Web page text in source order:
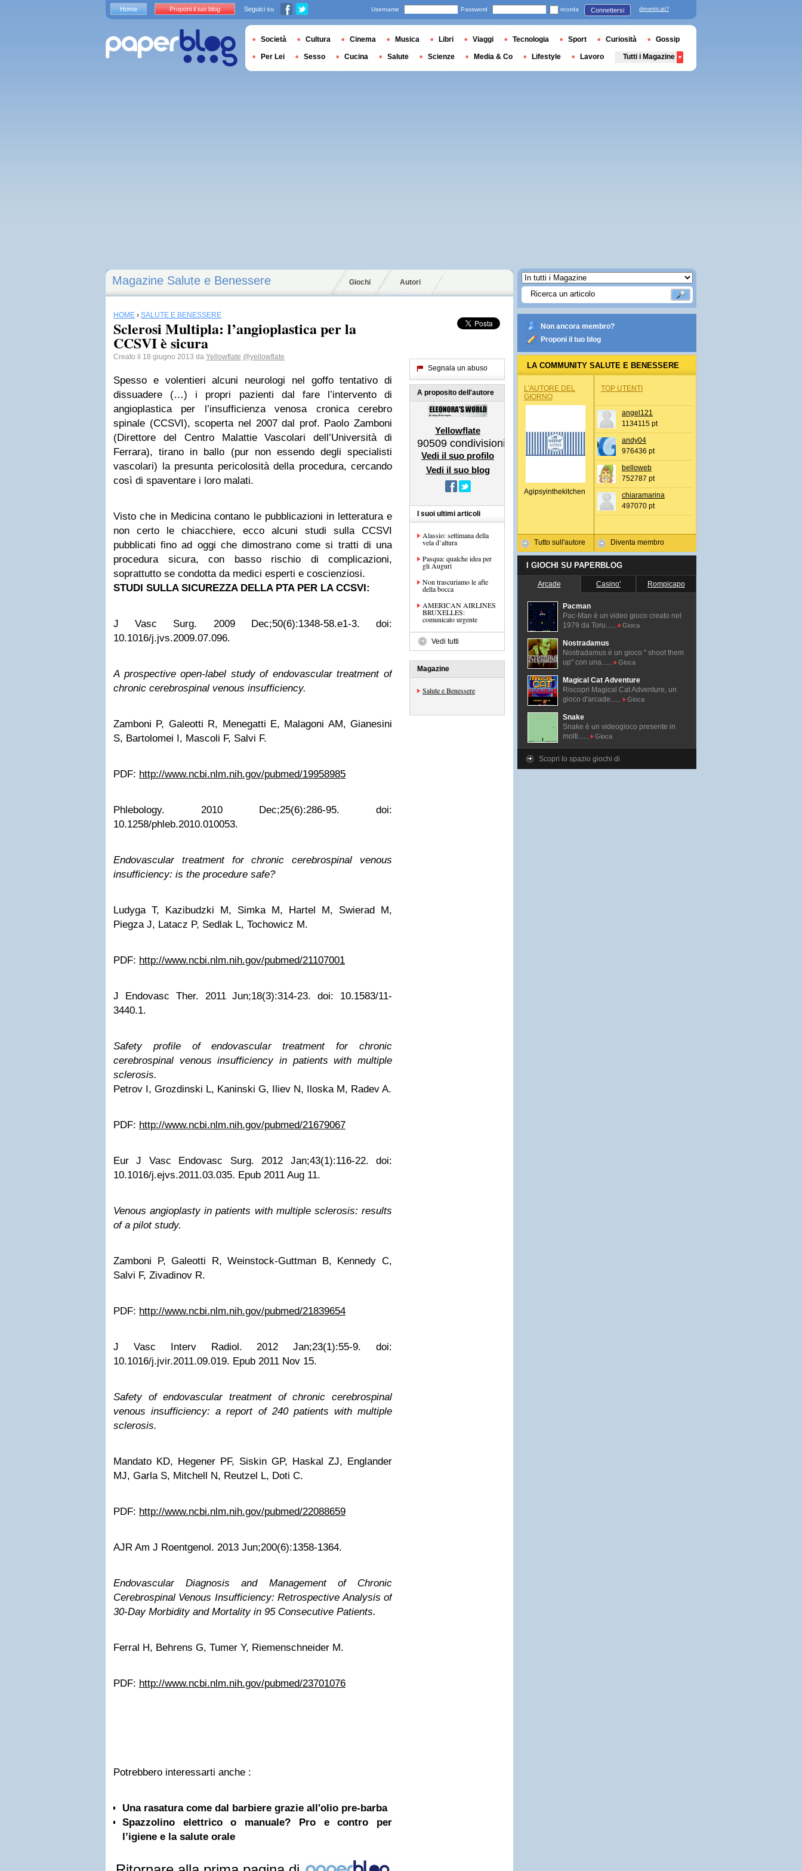
Magazine Salute e Benessere Giochi Autori
HOME › SALUTE E BENESSERE
Sclerosi Multipla: l’angioplastica per la
CCSVI è sicura
Creato il 18 giugno 2013 da Yellowflate @yellowflate
Spesso e volentieri alcuni neurologi nel goffo tentativo di
dissuadere (…) i propri pazienti dal fare l’intervento di
angioplastica per l’insufficienza venosa cronica cerebro
spinale (CCSVI), scoperta nel 2007 dal prof. Paolo Zamboni
(Direttore del Centro Malattie Vascolari dell’Università di
Ferrara), tirano in ballo (pur non essendo degli specialisti
vascolari) la presunta pericolosità della procedura, cercando
così di spaventare i loro malati.
Visto che in Medicina contano le pubblicazioni in letteratura e
non certo le chiacchiere, ecco alcuni studi sulla CCSVI
pubblicati fino ad oggi che dimostrano come si tratti di una
procedura sicura, con basso rischio di complicazioni,
soprattutto se condotta da medici esperti e coscienziosi.
STUDI SULLA SICUREZZA DELLA PTA PER LA CCSVI:
J Vasc Surg. 2009 Dec;50(6):1348-58.e1-3. doi:
10.1016/j.jvs.2009.07.096.
A prospective open-label study of endovascular treatment of
chronic cerebrospinal venous insufficiency.
Zamboni P, Galeotti R, Menegatti E, Malagoni AM, Gianesini
S, Bartolomei I, Mascoli F, Salvi F.
PDF: http://www.ncbi.nlm.nih.gov/pubmed/19958985
Phlebology. 2010 Dec;25(6):286-95. doi:
10.1258/phleb.2010.010053.
Endovascular treatment for chronic cerebrospinal venous
insufficiency: is the procedure safe?
Ludyga T, Kazibudzki M, Simka M, Hartel M, Swierad M,
Piegza J, Latacz P, Sedlak L, Tochowicz M.
PDF: http://www.ncbi.nlm.nih.gov/pubmed/21107001
J Endovasc Ther. 2011 Jun;18(3):314-23. doi: 10.1583/11-
3440.1.
Safety profile of endovascular treatment for chronic
cerebrospinal venous insufficiency in patients with multiple
sclerosis.
Petrov I, Grozdinski L, Kaninski G, Iliev N, Iloska M, Radev A.
PDF: http://www.ncbi.nlm.nih.gov/pubmed/21679067
Eur J Vasc Endovasc Surg. 2012 Jan;43(1):116-22. doi:
10.1016/j.ejvs.2011.03.035. Epub 2011 Aug 11.
Venous angioplasty in patients with multiple sclerosis: results
of a pilot study.
Zamboni P, Galeotti R, Weinstock-Guttman B, Kennedy C,
Salvi F, Zivadinov R.
PDF: http://www.ncbi.nlm.nih.gov/pubmed/21839654
J Vasc Interv Radiol. 2012 Jan;23(1):55-9. doi:
10.1016/j.jvir.2011.09.019. Epub 2011 Nov 15.
Safety of endovascular treatment of chronic cerebrospinal
venous insufficiency: a report of 240 patients with multiple
sclerosis.
Mandato KD, Hegener PF, Siskin GP, Haskal ZJ, Englander
MJ, Garla S, Mitchell N, Reutzel L, Doti C.
PDF: http://www.ncbi.nlm.nih.gov/pubmed/22088659
AJR Am J Roentgenol. 2013 Jun;200(6):1358-1364.
Endovascular Diagnosis and Management of Chronic
Cerebrospinal Venous Insufficiency: Retrospective Analysis of
30-Day Morbidity and Mortality in 95 Consecutive Patients.
Ferral H, Behrens G, Tumer Y, Riemenschneider M.
PDF: http://www.ncbi.nlm.nih.gov/pubmed/23701076
Potrebbero interessarti anche :
Una rasatura come dal barbiere grazie all'olio pre-barba
Spazzolino elettrico o manuale? Pro e contro per
l’igiene e la salute orale
Segnala un abuso
A proposito dell'autore
Yellowflate
90509 condivisioni
Vedi il suo profilo
Vedi il suo blog
I suoi ultimi articoli
Alassio: settimana della
vela d’altura
Pasqua: qualche idea per
gli Auguri
Non trascuriamo le afte
della bocca
AMERICAN AIRLINES
BRUXELLES:
comunicato urgente
Vedi tutti
Magazine
Salute e Benessere
Non ancora membro?
Proponi il tuo blog
LA COMMUNITY SALUTE E BENESSERE
L'AUTORE DEL
GIORNO
Agipsyinthekitchen
Tutto sull'autore
TOP UTENTI
angel121
1134115 pt
andy04
976436 pt
belloweb
752787 pt
chiaramarina
497070 pt
Diventa membro
I GIOCHI SU PAPERBLOG
Arcade Casino' Rompicapo
Pacman
Pac-Man é un video gioco creato nel
1979 da Toru......
Gioca
Nostradamus
Nostradamus è un gioco " shoot them
up" con una......
Gioca
Magical Cat Adventure
Riscopri Magical Cat Adventure, un
gioco d'arcade......
Gioca
Snake
Snake è un videogioco presente in
molti......
Gioca
Scopri lo spazio giochi di
Home Proponi il tuo blog Seguici su Username Password ricorda Connettersi dimenticati?
Società Cultura Cinema Musica Libri Viaggi Tecnologia Sport Curiosità Gossip
Per Lei Sesso Cucina Salute Scienze Media & Co Lifestyle Lavoro Tutti i Magazine